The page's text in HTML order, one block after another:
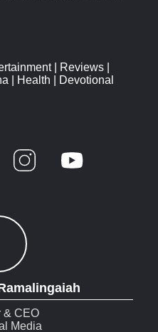
| Reviews
Health Devotional
& CEO
Media